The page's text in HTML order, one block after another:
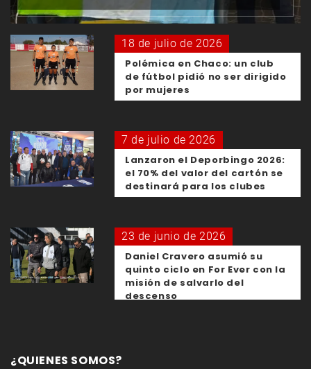
18 de julio de 2026
Polémica en Chaco: un club
de fútbol pidió no ser dirigido
por mujeres
7 de julio de 2026
Lanzaron el Deporbingo 2026:
el 70% del valor del cartón se
destinará para los clubes
23 de junio de 2026
Daniel Cravero asumió su
quinto ciclo en For Ever con la
misión de salvarlo del
descenso
¿QUIENES SOMOS?